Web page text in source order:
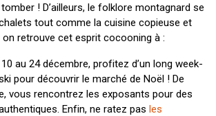
! D’ailleurs, le folklore montagnard se
tout comme la cuisine copieuse et
retrouve cet esprit cocooning à :
10 au 24 décembre, profitez d’un long week-
pour découvrir le marché de Noël ! De
vous rencontrez les exposants pour des
Enfin, ne ratez pas les